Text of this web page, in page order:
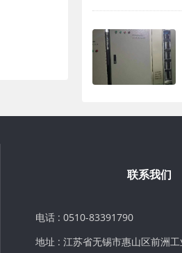
联系我们
电话 : 0510-83391790
地址 : 江苏省无锡市惠山区前洲工